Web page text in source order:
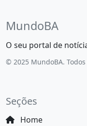
MundoBA
O seu portal de
© 2025 MundoBA.
Seções
Home